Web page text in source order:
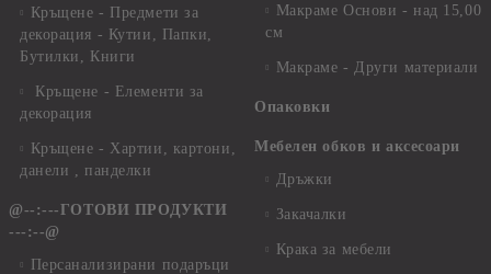
Кръщене - Предмети за
декорация - Кутии, Папки,
Бутилки, Книги
Кръщене - Елементи за
декорация
Кръщене - Хартии, картони,
данели , панделки
@--:---ГОТОВИ ПРОДУКТИ
---:--@
Персанализирани подаръци
Макраме Основи - над 15,00
см
Макраме - Други материали
Опаковки
Мебелен обков и аксесоари
Дръжки
Закачалки
Крака за мебели